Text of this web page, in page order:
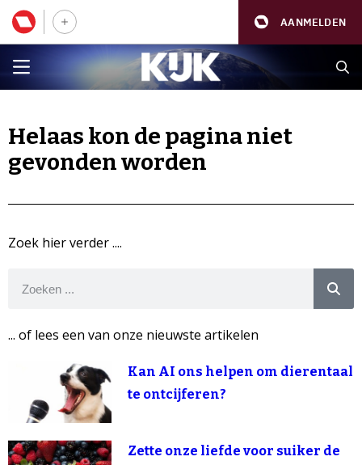
AANMELDEN
Helaas kon de pagina niet
gevonden worden
Zoek hier verder ....
... of lees een van onze nieuwste artikelen
Kan AI ons helpen om dierentaal
te ontcijferen?
Zette onze liefde voor suiker de